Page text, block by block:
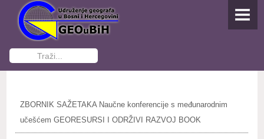
NASLOVNA
O UDRUŽENJU
Osnivanje
Funkcioneri GEOuBiH
ZBORNIK SAŽETAKA Naučne konferencije s međunarodnim
učešćem GEORESURSI I ODRŽIVI RAZVOJ BOOK